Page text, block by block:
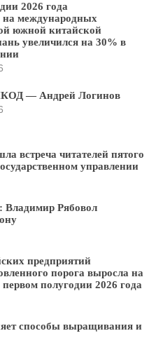
2026 года
на международных
южной китайской
увеличился на 30% в
— Андрей Логинов
встреча читателей пятого
управлении
Владимир Рябовол
предприятий
порога выросла на
полугодии 2026 года
способы выращивания и